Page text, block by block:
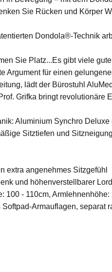
Sie Rücken und Körper
Dondola®-Technik
Sie Platz...Es gibt viele
für einen
lädt der Bürostuhl
Grifka bringt revolutionäre
Aluminium Synchro Deluxe
Sitztiefen und
extra angenehmes Sitzgefühl
und höhenverstellbarer
- 110cm,
Armauflagen, separat